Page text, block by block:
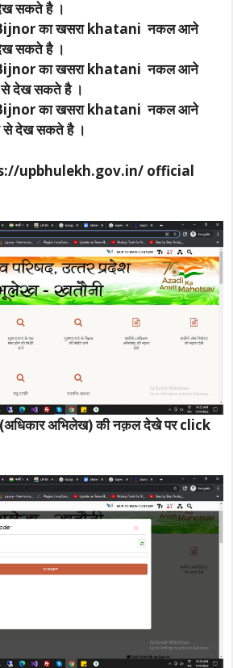
सकते है ।
Bijnor का खसरा khatani नकल आने
सकते है ।
Bijnor का खसरा khatani नकल आने
से देख सकते है ।
Bijnor का खसरा khatani नकल आने
से देख सकते है ।
upbhulekh.gov.in/ official
अभिलेख) की नक़ल देखे पर click